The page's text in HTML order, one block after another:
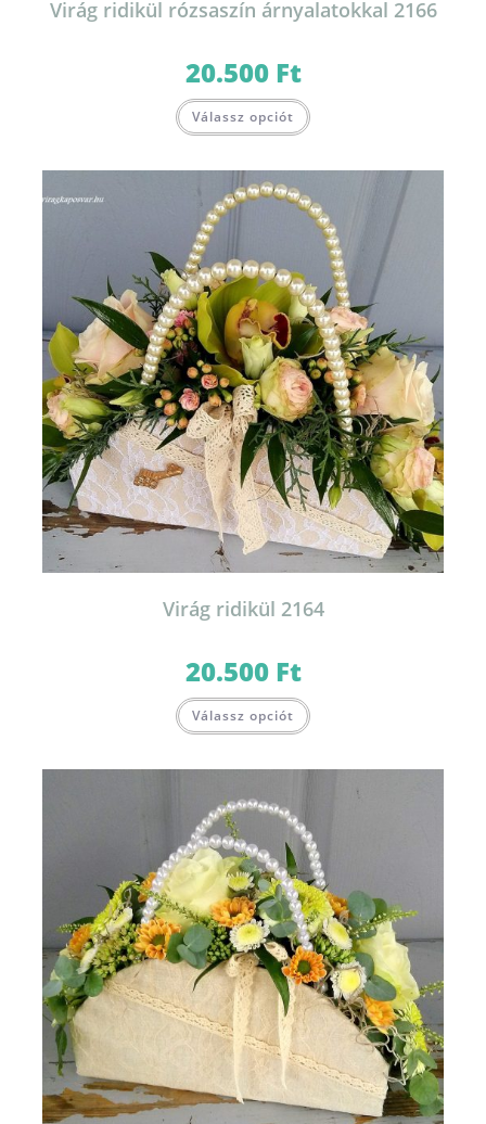
Virág ridikül rózsaszín árnyalatokkal 2166
20.500 Ft
Válassz opciót
Virág ridikül 2164
20.500 Ft
Válassz opciót